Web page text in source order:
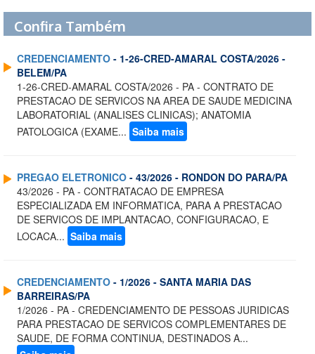
Confira Também
CREDENCIAMENTO - 1-26-CRED-AMARAL COSTA/2026 -
BELEM/PA
1-26-CRED-AMARAL COSTA/2026 - PA - CONTRATO DE
PRESTACAO DE SERVICOS NA AREA DE SAUDE MEDICINA
LABORATORIAL (ANALISES CLINICAS); ANATOMIA
PATOLOGICA (EXAME... Saiba mais
PREGAO ELETRONICO - 43/2026 - RONDON DO PARA/PA
43/2026 - PA - CONTRATACAO DE EMPRESA
ESPECIALIZADA EM INFORMATICA, PARA A PRESTACAO
DE SERVICOS DE IMPLANTACAO, CONFIGURACAO, E
LOCACA... Saiba mais
CREDENCIAMENTO - 1/2026 - SANTA MARIA DAS
BARREIRAS/PA
1/2026 - PA - CREDENCIAMENTO DE PESSOAS JURIDICAS
PARA PRESTACAO DE SERVICOS COMPLEMENTARES DE
SAUDE, DE FORMA CONTINUA, DESTINADOS A...